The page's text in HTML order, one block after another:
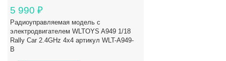
5 990 ₽
Радиоуправляемая модель с
электродвигателем WLTOYS A949 1/18
Rally Car 2.4GHz 4x4 артикул WLT-A949-
B